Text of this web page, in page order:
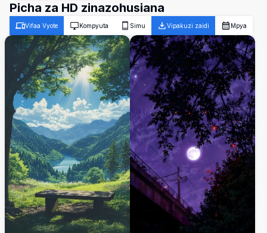
Picha za HD zinazohusiana
Vifaa Vyote Kompyuta Simu Vipakuzi zaidi Mpya